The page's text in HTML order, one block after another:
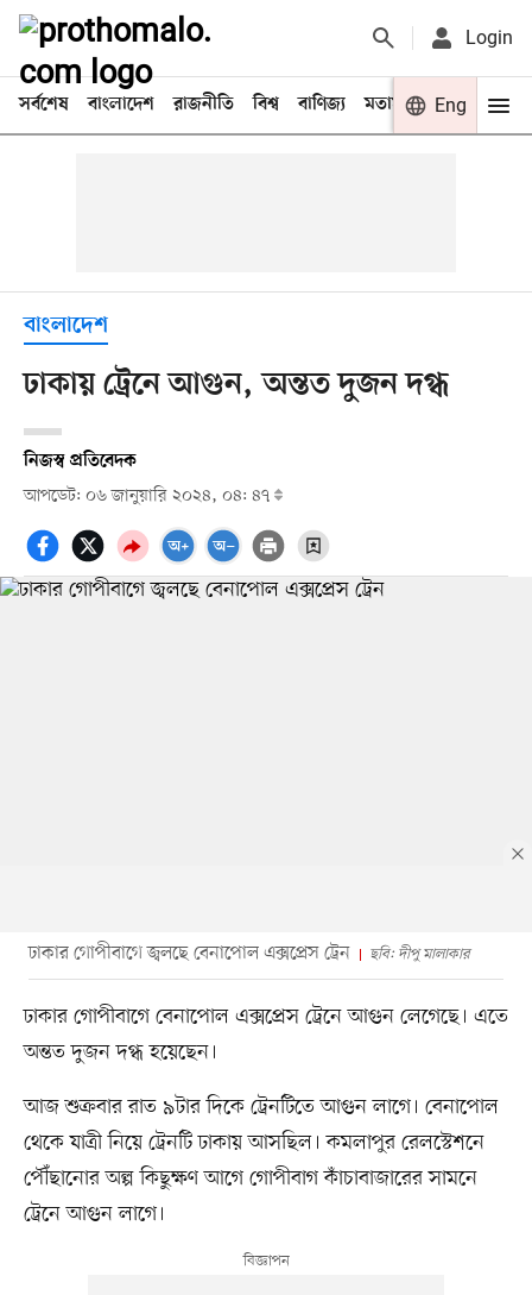
Login
সর্বশেষ বাংলাদেশ রাজনীতি বিশ্ব বাণিজ্য মতামত খেলা
Eng
বাংলাদেশ
ঢাকায় ট্রেনে আগুন, অন্তত দুজন দগ্ধ
নিজস্ব প্রতিবেদক
আপডেট: ০৬ জানুয়ারি ২০২৪, ০৪: ৪৭
ঢাকার গোপীবাগে জ্বলছে বেনাপোল এক্সপ্রেস ট্রেন ছবি: দীপু মালাকার
ঢাকার গোপীবাগে বেনাপোল এক্সপ্রেস ট্রেনে আগুন লেগেছে। এতে
অন্তত দুজন দগ্ধ হয়েছেন।
আজ শুক্রবার রাত ৯টার দিকে ট্রেনটিতে আগুন লাগে। বেনাপোল
থেকে যাত্রী নিয়ে ট্রেনটি ঢাকায় আসছিল। কমলাপুর রেলস্টেশনে
পৌঁছানোর অল্প কিছুক্ষণ আগে গোপীবাগ কাঁচাবাজারের সামনে
ট্রেনে আগুন লাগে।